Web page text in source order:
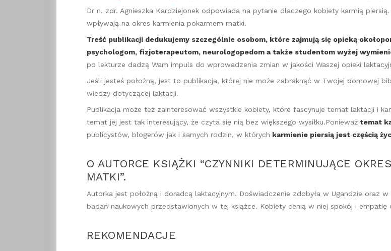
Dr n. zdr. Agnieszka Kardziejonek odpowiada na pytanie dlaczego kobiety karmią
wpływają na okres karmienia pokarmem matki.
Treść publikacji dedukujemy szczególnie osobom, które zajmują się opieką
psychologom, fizjoterapeutom, neurologopedom a także studentom wyżej
po lekturze dadzą Wam impuls do wprowadzenia zmian w jakości Waszej opieki
Jeśli jesteś położną, jest to publikacja, której nie może zabraknąć w Twojej domowej
wiedzy dotyczącej laktacji.
Publikacja może też zainteresować wszystkie kobiety, które fascynuje temat laktacji i
temat jej jest tak interesujący, że czyta się nią bez większego wysiłku.Ponieważ temat
publicystów, blogerów jak i samych rodzin, w których karmienie piersią jest częścią
O AUTORCE KSIĄŻKI “CZYNNIKI DETERMINUJĄCE
MATKI”.
Autorka jest położną i doradcą laktacyjnym. Doświadczenie zdobyła w Ugandzie oraz
badań naukowych przedstawionych w tej książce. Kobiety cenią w niej spokój i
REKOMENDACJE